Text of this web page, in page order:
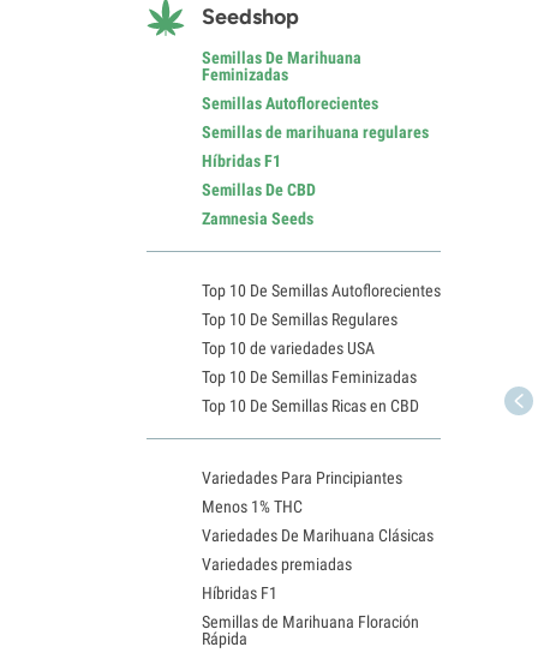
Seedshop
Semillas De Marihuana
Feminizadas
Semillas Autoflorecientes
Semillas de marihuana regulares
Híbridas F1
Semillas De CBD
Zamnesia Seeds
Top 10 De Semillas Autoflorecientes
Top 10 De Semillas Regulares
Top 10 de variedades USA
Top 10 De Semillas Feminizadas
Top 10 De Semillas Ricas en CBD
Variedades Para Principiantes
Menos 1% THC
Variedades De Marihuana Clásicas
Variedades premiadas
Híbridas F1
Semillas de Marihuana Floración
Rápida